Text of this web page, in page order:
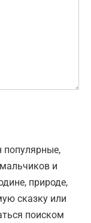
популярные,
и
природе,
сказку или
поиском